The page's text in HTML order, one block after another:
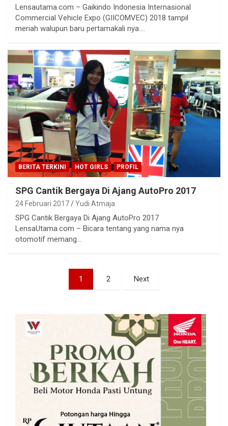
Lensautama.com – Gaikindo Indonesia Internasional
Commercial Vehicle Expo (GIICOMVEC) 2018 tampil
meriah walupun baru pertamakali nya.…
BERITA TERKINI HOT GIRLS PROFIL
SPG Cantik Bergaya Di Ajang AutoPro 2017
24 Februari 2017 Yudi Atmaja
SPG Cantik Bergaya Di Ajang AutoPro 2017
LensaUtama.com – Bicara tentang yang nama nya
otomotif memang…
1 2 Next